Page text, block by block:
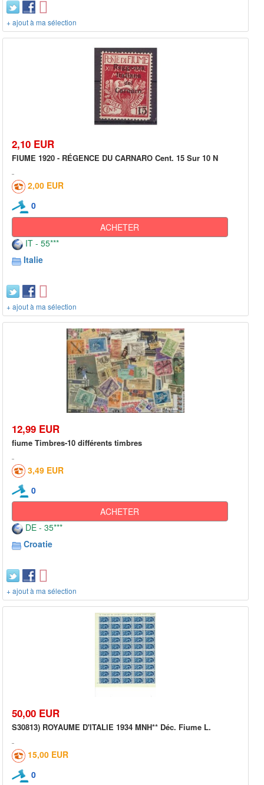
+ ajout à ma sélection
2,10 EUR
FIUME 1920 - RÉGENCE DU CARNARO Cent. 15 Sur 10 N
2,00 EUR
0
ACHETER
IT - 55***
Italie
+ ajout à ma sélection
12,99 EUR
fiume Timbres-10 différents timbres
3,49 EUR
0
ACHETER
DE - 35***
Croatie
+ ajout à ma sélection
50,00 EUR
S30813) ROYAUME D'ITALIE 1934 MNH** Déc. Fiume L.
15,00 EUR
0